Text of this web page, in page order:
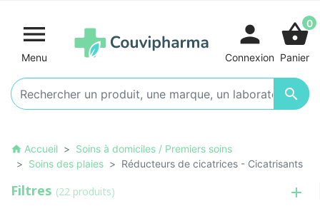

Menu

person
Connexion
shopping_basket0
Panier
home Accueil
Soins à domiciles / Premiers soins
Soins des plaies
Réducteurs de cicatrices - Cicatrisants
Filtres (22 produits)